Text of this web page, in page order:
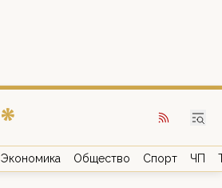
Экономика Общество Спорт ЧП